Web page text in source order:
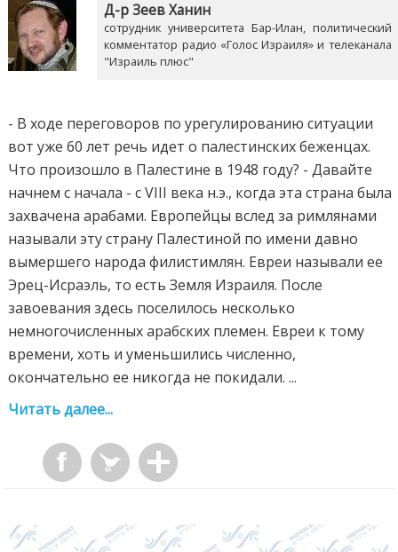
Д-р Зеев Ханин
сотрудник университета Бар-Илан, политический
комментатор радио «Голос Израиля» и телеканала
"Израиль плюс"
- В ходе переговоров по урегулированию ситуации
вот уже 60 лет речь идет о палестинских беженцах.
Что произошло в Палестине в 1948 году? - Давайте
начнем с начала - с VIII века н.э., когда эта страна была
захвачена арабами. Европейцы вслед за римлянами
называли эту страну Палестиной по имени давно
вымершего народа филистимлян. Евреи называли ее
Эрец-Исраэль, то есть Земля Израиля. После
завоевания здесь поселилось несколько
немногочисленных арабских племен. Евреи к тому
времени, хоть и уменьшились численно,
окончательно ее никогда не покидали. ...
Читать далее...